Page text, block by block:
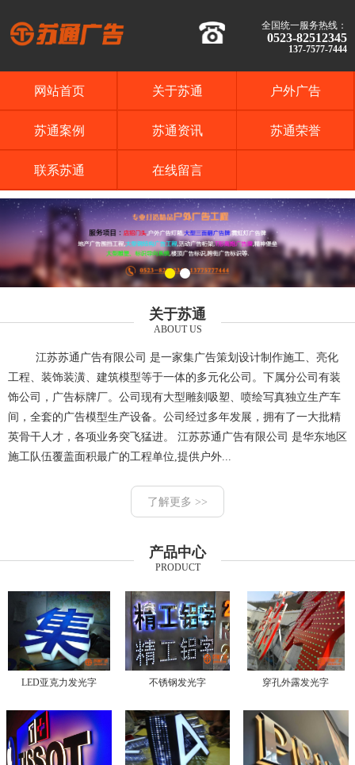
全国统一服务热线：
0523-82512345
137-7577-7444
网站首页 关于苏通 户外广告
苏通案例 苏通资讯 苏通荣誉
联系苏通 在线留言
关于苏通
ABOUT US
江苏苏通广告有限公司 是一家集广告策划设计制作施工、亮化
工程、装饰装潢、建筑模型等于一体的多元化公司。下属分公司有装
饰公司，广告标牌厂。公司现有大型雕刻吸塑、喷绘写真独立生产车
间，全套的广告模型生产设备。公司经过多年发展，拥有了一大批精
英骨干人才，各项业务突飞猛进。 江苏苏通广告有限公司 是华东地区
施工队伍覆盖面积最广的工程单位,提供户外...
了解更多 >>
产品中心
PRODUCT
LED亚克力发光字 不锈钢发光字 穿孔外露发光字